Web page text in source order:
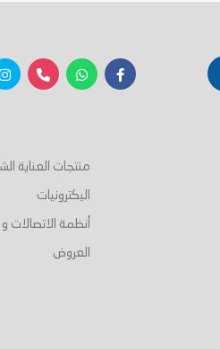
منتجات العناية
اليكترونيات
أنظمة الاتصالات و
العروض